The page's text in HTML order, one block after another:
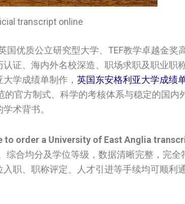
transcript online
国优质公立研究型大学、TEF教学卓越金奖
证、海内外名校深造、职场求职及职业职
学‌‌‌‌成绩单制作， 英国‌东安格利亚大学‌‌‌‌成绩
官方制式、科学的考核体系与稳定的国内
术背书。
to order a University of East Anglia
合均分及学位等级，数据清晰完整，完全
职、职称评定、人才引进等手续均可顺利